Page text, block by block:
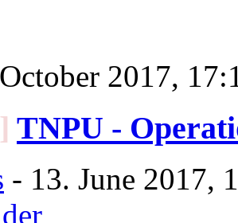
2017,
TNPU -
- 13. June 2017,